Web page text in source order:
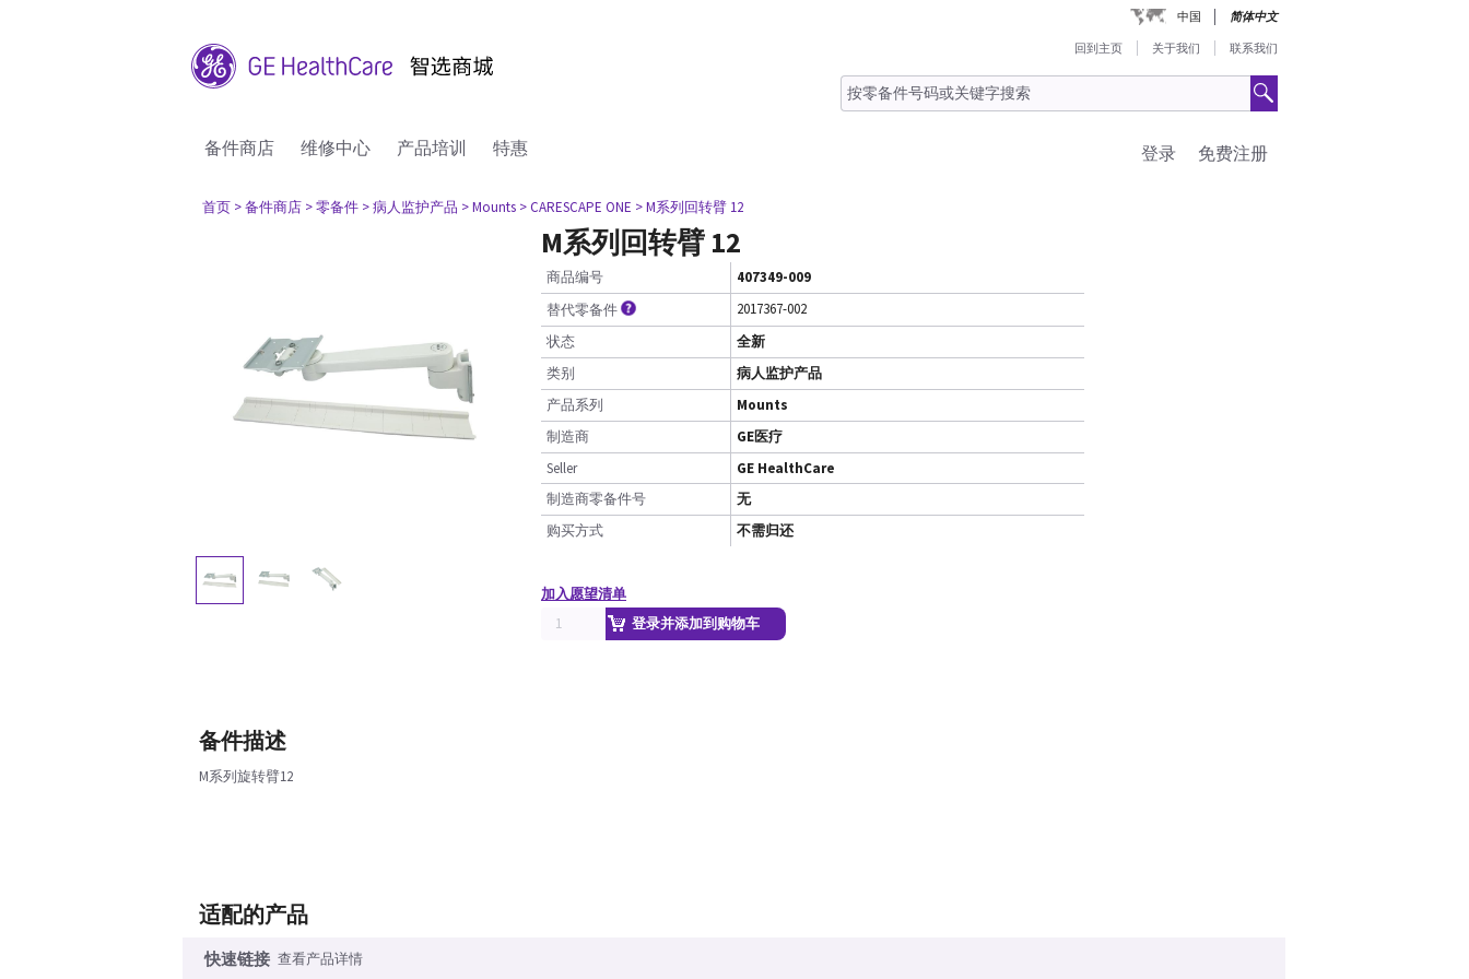
中国 简体中文
回到主页 关于我们 联系我们
备件商店 维修中心 产品培训 特惠 免费注册
登录
首页 > 备件商店 > 零备件 > 病人监护产品 > Mounts > CARESCAPE ONE > M系列回转臂 12
M系列回转臂 12
商品编号
407349-009
替代零备件
2017367-002
状态
全新
类别
病人监护产品
产品系列
Mounts
制造商
GE医疗
Seller
GE HealthCare
制造商零备件号
无
购买方式
不需归还
加入愿望清单
登录并添加到购物车
备件描述
M系列旋转臂12
适配的产品
快速链接 查看产品详情